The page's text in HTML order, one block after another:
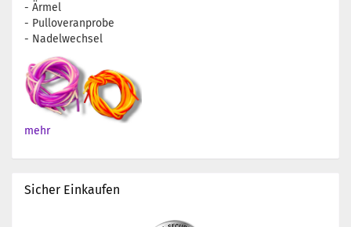
- Ärmel
- Pulloveranprobe
- Nadelwechsel
mehr
Sicher Einkaufen